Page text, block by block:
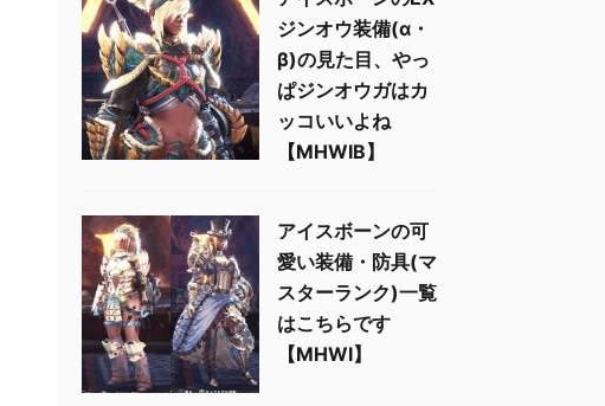
ジンオウ装備(α・
β)の見た目、やっ
ぱジンオウガはカ
ッコいいよね
【MHWIB】
アイスボーンの可
愛い装備・防具(マ
スターランク)一覧
はこちらです
【MHWI】